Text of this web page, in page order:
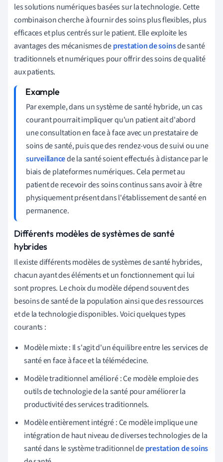
les solutions numériques basées sur la technologie. Cette
combinaison cherche à fournir des soins plus flexibles, plus
efficaces et plus centrés sur le patient. Elle exploite les
avantages des mécanismes deprestation de soinsde santé
traditionnels et numériques pour offrir des soins de qualité
aux patients.
Par exemple, dans un système de santé hybride, un cas
courant pourrait impliquer qu'un patient ait d'abord
une consultation en face à face avec un prestataire de
soins de santé, puis que des rendez-vous de suivi ou une
surveillancede la santé soient effectués à distance par le
biais de plateformes numériques. Cela permet au
patient de recevoir des soins continus sans avoir à être
physiquement présent dans l'établissement de santé en
permanence.
Différents modèles de systèmes de santé
hybrides
Il existe différents modèles de systèmes de santé hybrides,
chacun ayant des éléments et un fonctionnement qui lui
sont propres. Le choix du modèle dépend souvent des
besoins de santé de la population ainsi que des ressources
et de la technologie disponibles. Voici quelques types
courants :
Modèle mixte : Il s'agit d'un équilibre entre les services de
santé en face à face et la télémédecine.
Modèle traditionnel amélioré : Ce modèle emploie des
outils de technologie de la santé pour améliorer la
productivité des services traditionnels.
Modèle entièrement intégré : Ce modèle implique une
intégration de haut niveau de diverses technologies de la
santé dans le système traditionnel deprestation de soins